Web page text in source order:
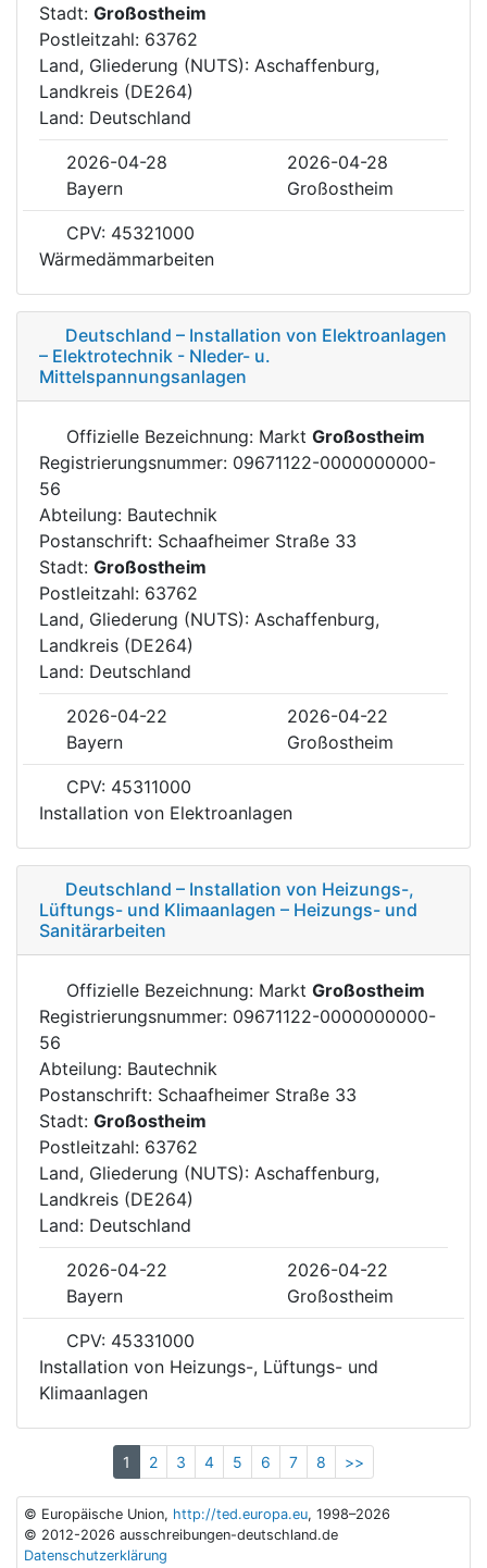
Stadt: Großostheim
Postleitzahl: 63762
Land, Gliederung (NUTS): Aschaffenburg,
Landkreis (DE264)
Land: Deutschland
2026-04-28
2026-04-28
Bayern
Großostheim
CPV: 45321000
Wärmedämmarbeiten
Deutschland – Installation von Elektroanlagen
– Elektrotechnik - NIeder- u.
Mittelspannungsanlagen
Offizielle Bezeichnung: Markt Großostheim
Registrierungsnummer: 09671122-0000000000-
56
Abteilung: Bautechnik
Postanschrift: Schaafheimer Straße 33
Stadt: Großostheim
Postleitzahl: 63762
Land, Gliederung (NUTS): Aschaffenburg,
Landkreis (DE264)
Land: Deutschland
2026-04-22
2026-04-22
Bayern
Großostheim
CPV: 45311000
Installation von Elektroanlagen
Deutschland – Installation von Heizungs-,
Lüftungs- und Klimaanlagen – Heizungs- und
Sanitärarbeiten
Offizielle Bezeichnung: Markt Großostheim
Registrierungsnummer: 09671122-0000000000-
56
Abteilung: Bautechnik
Postanschrift: Schaafheimer Straße 33
Stadt: Großostheim
Postleitzahl: 63762
Land, Gliederung (NUTS): Aschaffenburg,
Landkreis (DE264)
Land: Deutschland
2026-04-22
2026-04-22
Bayern
Großostheim
CPV: 45331000
Installation von Heizungs-, Lüftungs- und
Klimaanlagen
1 2 3 4 5 6 7 8 >>
© Europäische Union, http://ted.europa.eu, 1998–2026
© 2012-2026 ausschreibungen-deutschland.de
Datenschutzerklärung